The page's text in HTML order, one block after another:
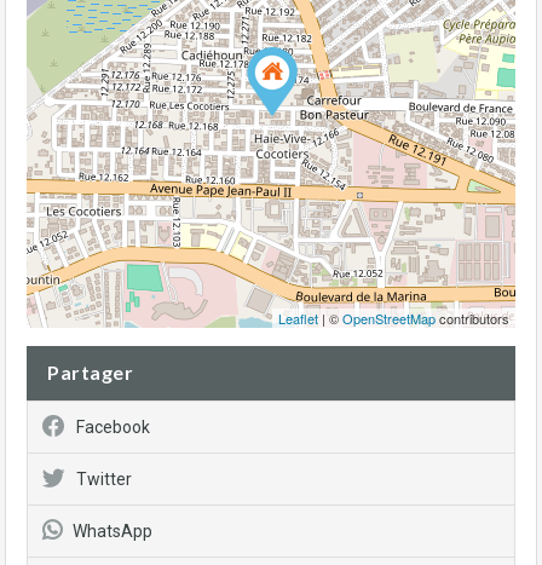
Leaflet | ©OpenStreetMapcontributors
Partager
Facebook
Twitter
WhatsApp